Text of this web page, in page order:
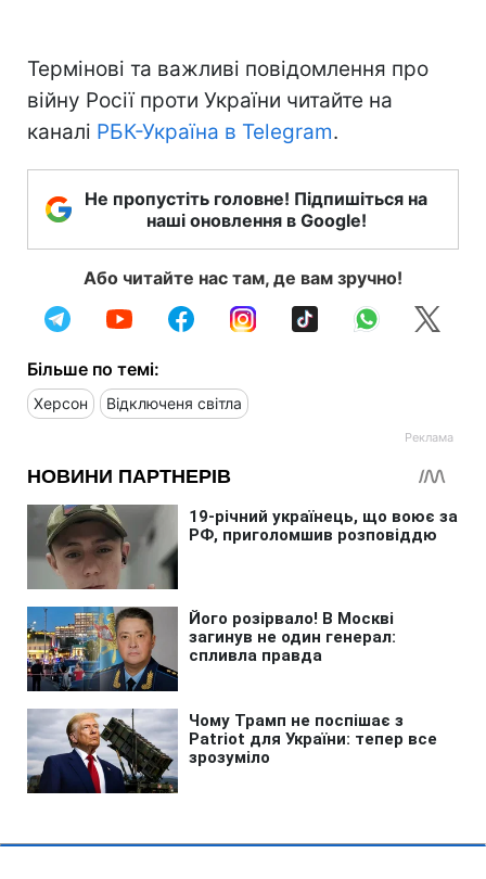
Термінові та важливі повідомлення про
війну Росії проти України читайте на
каналі РБК-Україна в Telegram.
Не пропустіть головне! Підпишіться на
наші оновлення в Google!
Або читайте нас там, де вам зручно!
Більше по темі:
Херсон Відключеня світла